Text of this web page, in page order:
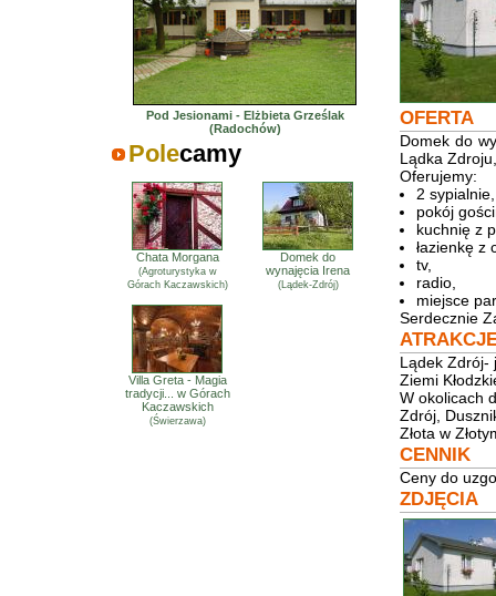
Pod Jesionami - Elżbieta Grześlak
(Radochów)
Polecamy
Chata Morgana
(Agroturystyka w
Górach Kaczawskich)
Domek do
wynajęcia Irena
(Lądek-Zdrój)
Villa Greta - Magia
tradycji... w Górach
Kaczawskich
(Świerzawa)
OFERTA
Domek do
Lądka
Oferujemy:
2 sypialnie,
pokój
kuchnię z
łazienkę z
tv,
radio,
miejsce
Serdecznie
Lądek Zdrój-
Ziemi
W okolicach
Zdrój,
Złota w
CENNIK
Ceny do
ZDJĘCIA